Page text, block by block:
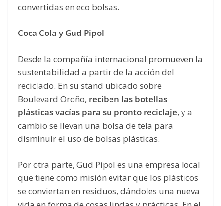
convertidas en eco bolsas.
Coca Cola y Gud Pipol
Desde la compañía internacional promueven la
sustentabilidad a partir de la acción del
reciclado. En su stand ubicado sobre
Boulevard Oroño, reciben las botellas
plásticas vacías para su pronto reciclaje, y a
cambio se llevan una bolsa de tela para
disminuir el uso de bolsas plásticas.
Por otra parte, Gud Pipol es una empresa local
que tiene como misión evitar que los plásticos
se conviertan en residuos, dándoles una nueva